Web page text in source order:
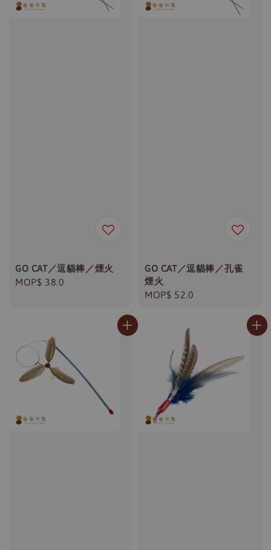
GO CAT／逗貓棒／煙火
Regular
MOP$ 38.0
GO CAT／逗貓棒／孔雀
煙火
Regular
MOP$ 52.0